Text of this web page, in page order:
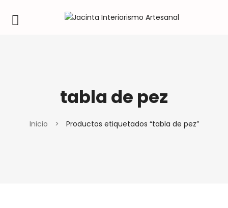
tabla de pez
Inicio > Productos etiquetados “tabla de pez”